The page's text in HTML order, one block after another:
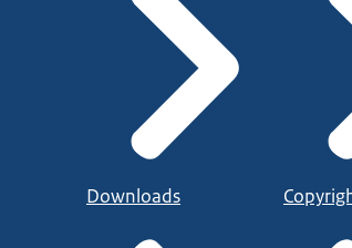
Downloads